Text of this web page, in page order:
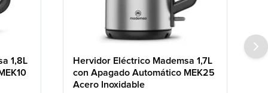
1,8L
Hervidor Eléctrico Mademsa 1,7L
con Apagado Automático MEK25
Acero Inoxidable